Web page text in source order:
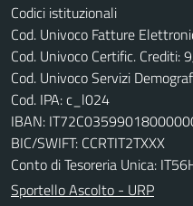
Codici istituzionali
Cod. Univoco Fatture
Cod. Univoco Certific. Crediti:
Cod. Univoco Servizi
Cod. IPA: c_l024
IBAN:
BIC/SWIFT: CCRTIT2TXXX
Conto di Tesoreria Unica:
Sportello Ascolto - URP